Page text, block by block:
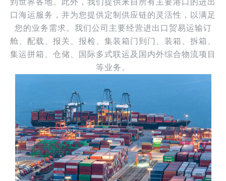
口海运服务，并为您提供定制供应链的灵活性，以满足
您的业务需求。我们公司主要经营进出口贸易运输订
舱、配载、报关、报检、集装箱门到门、装箱、拆箱、
集运拼箱、仓储、国际多式联运及国内外综合物流项目
等业务。